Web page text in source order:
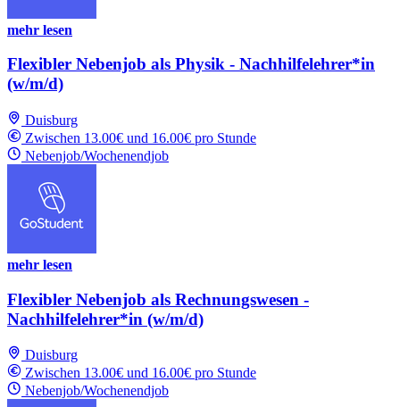
mehr lesen
Flexibler Nebenjob als Physik - Nachhilfelehrer*in
(w/m/d)
Duisburg
Zwischen 13.00€ und 16.00€ pro Stunde
Nebenjob/Wochenendjob
mehr lesen
Flexibler Nebenjob als Rechnungswesen -
Nachhilfelehrer*in (w/m/d)
Duisburg
Zwischen 13.00€ und 16.00€ pro Stunde
Nebenjob/Wochenendjob